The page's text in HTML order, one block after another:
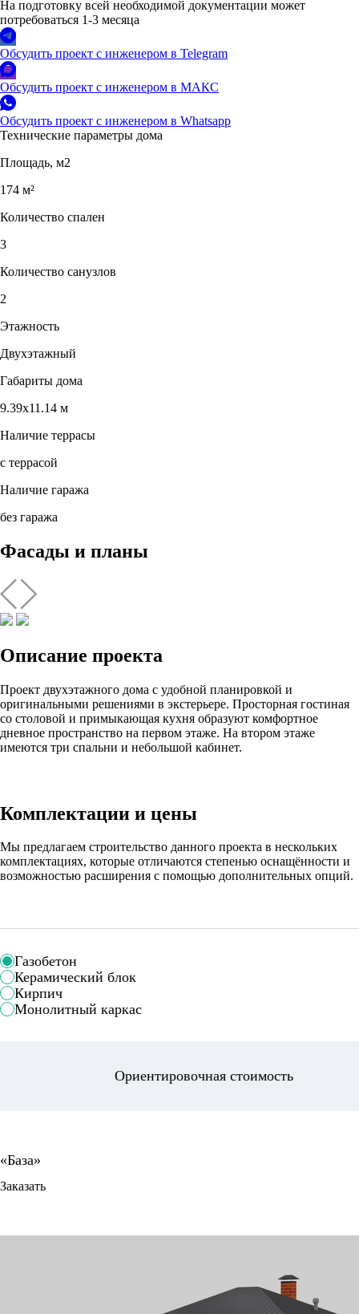
На подготовку всей необходимой документации может
потребоваться 1-3 месяца
Обсудить проект с инженером в Telegram
Обсудить проект с инженером в МАКС
Обсудить проект с инженером в Whatsapp
Технические параметры дома
Площадь, м2
174 м²
Количество спален
3
Количество санузлов
2
Этажность
Двухэтажный
Габариты дома
9.39х11.14 м
Наличие террасы
с террасой
Наличие гаража
без гаража
Фасады и планы
Описание проекта
Проект двухэтажного дома с удобной планировкой и
оригинальными решениями в экстерьере. Просторная гостиная
со столовой и примыкающая кухня образуют комфортное
дневное пространство на первом этаже. На втором этаже
имеются три спальни и небольшой кабинет.
Комплектации и цены
Мы предлагаем строительство данного проекта в нескольких
комплектациях, которые отличаются степенью оснащённости и
возможностью расширения с помощью дополнительных опций.
Газобетон
Керамический блок
Кирпич
Монолитный каркас
Ориентировочная стоимость
Заказать